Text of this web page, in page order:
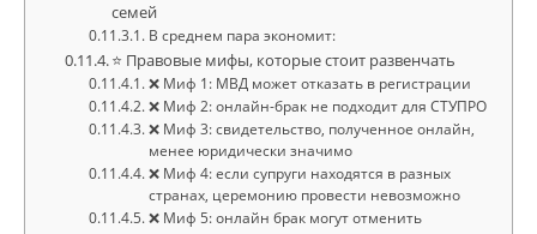
семей
В среднем пара экономит:
⭐ Правовые мифы, которые стоит развенчать
❌ Миф 1: МВД может отказать в регистрации
❌ Миф 2: онлайн-брак не подходит для СТУПРО
❌ Миф 3: свидетельство, полученное онлайн,
менее юридически значимо
❌ Миф 4: если супруги находятся в разных
странах, церемонию провести невозможно
❌ Миф 5: онлайн брак могут отменить